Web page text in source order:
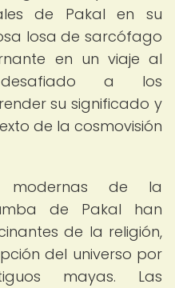
de Pakal en su
losa de sarcófago
en un viaje al
a los
su significado y
de la cosmovisión
modernas de la
de Pakal han
de la religión,
del universo por
mayas. Las